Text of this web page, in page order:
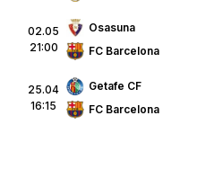
02.05
21:00
Osasuna
FC Barcelona
25.04
16:15
Getafe CF
FC Barcelona